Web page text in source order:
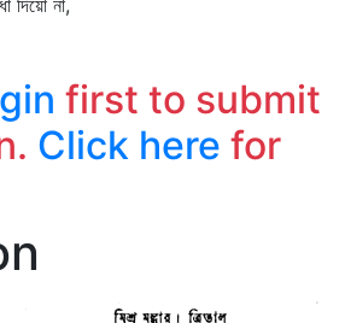
দিয়ো না,
first to submit
Click here for